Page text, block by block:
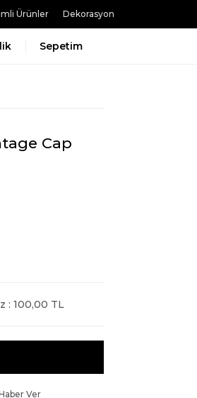
Ürünler Dekorasyon
Sepetim
Cap
: 100,00 TL
Ver